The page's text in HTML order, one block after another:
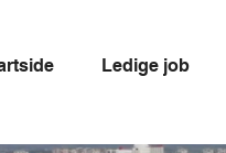
Ledige job